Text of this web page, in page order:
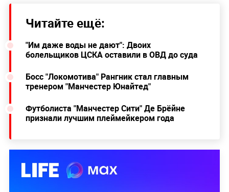
Читайте ещё:
"Им даже воды не дают": Двоих
болельщиков ЦСКА оставили в ОВД до суда
Босс "Локомотива" Рангник стал главным
тренером "Манчестер Юнайтед"
Футболиста "Манчестер Сити" Де Брёйне
признали лучшим плеймейкером года